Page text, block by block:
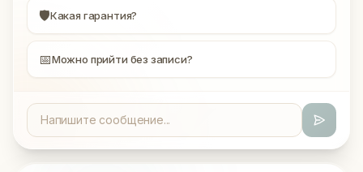
🛡Какая гарантия?
📅Можно прийти без записи?